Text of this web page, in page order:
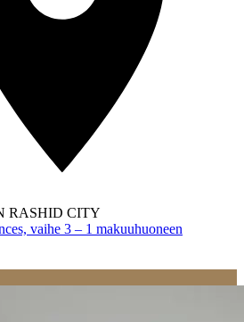
RASHID CITY
vaihe 3 – 1 makuuhuoneen